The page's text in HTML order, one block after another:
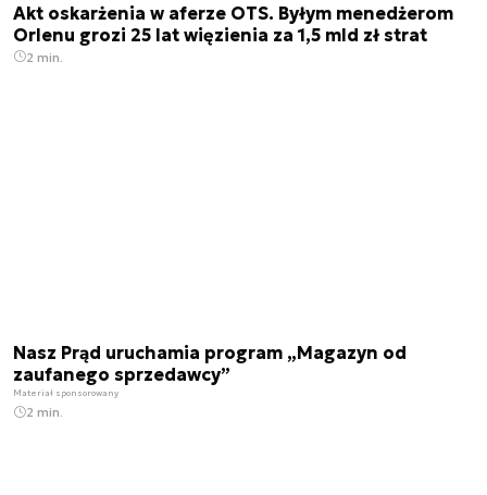
Akt oskarżenia w aferze OTS. Byłym menedżerom
Orlenu grozi 25 lat więzienia za 1,5 mld zł strat
2 min.
Nasz Prąd uruchamia program „Magazyn od
zaufanego sprzedawcy”
Materiał sponsorowany
2 min.